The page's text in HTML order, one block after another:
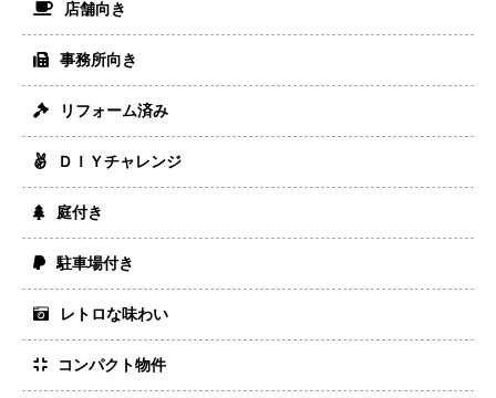
店舗向き
事務所向き
リフォーム済み
ＤＩＹチャレンジ
庭付き
駐車場付き
レトロな味わい
コンパクト物件